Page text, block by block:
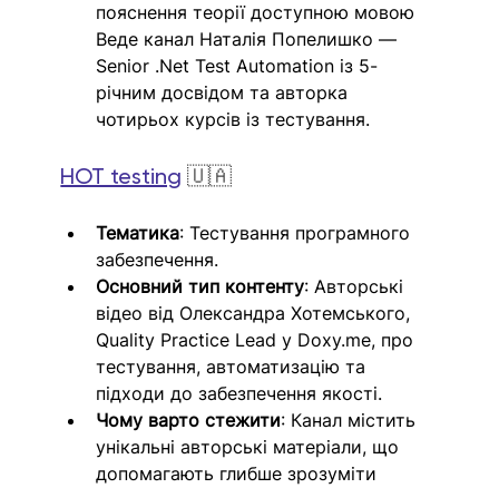
пояснення теорії доступною мовою
Веде канал Наталія Попелишко —
Senior .Net Test Automation із 5-
річним досвідом та авторка
чотирьох курсів із тестування.
HOT testing 🇺🇦
Тематика: Тестування програмного
забезпечення.
Основний тип контенту: Авторські
відео від Олександра Хотемського,
Quality Practice Lead у Doxy.me, про
тестування, автоматизацію та
підходи до забезпечення якості.
Чому варто стежити: Канал містить
унікальні авторські матеріали, що
допомагають глибше зрозуміти